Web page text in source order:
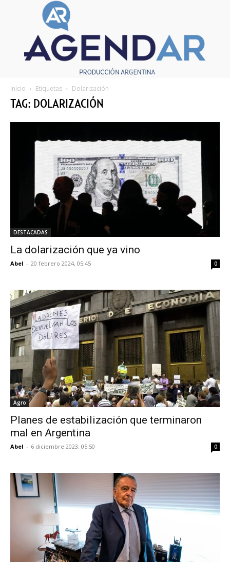
Inicio Etiquetas Dolarización
TAG: DOLARIZACIÓN
DESTACADAS
La dolarización que ya vino
Abel - 20 febrero 2024, 05:45 0
Agro
Planes de estabilización que terminaron
mal en Argentina
Abel - 6 diciembre 2023, 05:50 0